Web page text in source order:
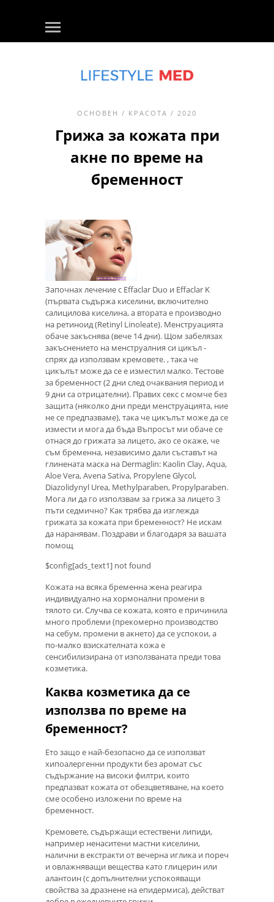
ОСНОВЕН / КРАСОТА / 2020
Грижа за кожата при
акне по време на
бременност
Започнах лечение с Effaclar Duo и Effaclar K
(първата съдържа киселини, включително
салицилова киселина, а втората е производно
на ретиноид (Retinyl Linoleate). Менструацията
обаче закъснява (вече 14 дни). Щом забелязах
закъснението на менструалния си цикъл -
спрях да използвам кремовете. , така че
цикълът може да се е изместил малко. Тестове
за бременност (2 дни след очаквания период и
9 дни са отрицателни). Правих секс с момче без
защита (няколко дни преди менструацията, ние
не се предпазваме), така че цикълът може да се
измести и мога да бъда Въпросът ми обаче се
отнася до грижата за лицето, ако се окаже, че
съм бременна, независимо дали съставът на
глинената маска на Dermaglin: Kaolin Clay, Aqua,
Aloe Vera, Avena Sativa, Propylene Glycol,
Diazolidynyl Urea, Methylparaben, Propylparaben.
Мога ли да го използвам за грижа за лицето 3
пъти седмично? Как трябва да изглежда
грижата за кожата при бременност? Не искам
да наранявам. Поздрави и благодаря за вашата
помощ
$config[ads_text1] not found
Кожата на всяка бременна жена реагира
индивидуално на хормонални промени в
тялото си. Случва се кожата, която е причинила
много проблеми (прекомерно производство
на себум, промени в акнето) да се успокои, а
по-малко взискателната кожа е
сенсибилизирана от използваната преди това
козметика.
Каква козметика да се
използва по време на
бременност?
Ето защо е най-безопасно да се използват
хипоалергенни продукти без аромат със
съдържание на високи филтри, които
предпазват кожата от обезцветяване, на което
сме особено изложени по време на
бременност.
Кремовете, съдържащи естествени липиди,
например ненаситени мастни киселини,
налични в екстракти от вечерна иглика и пореч
и овлажняващи вещества като глицерин или
алантоин (с допълнителни успокояващи
свойства за дразнене на епидермиса), действат